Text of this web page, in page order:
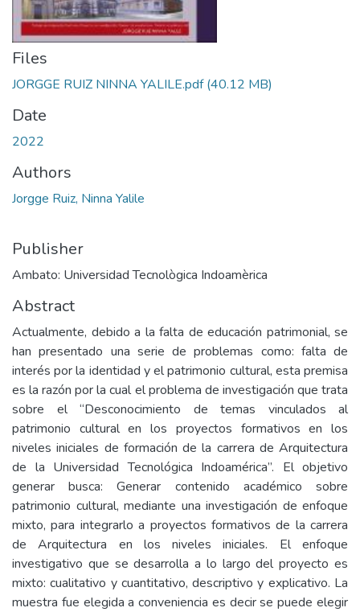
Files
JORGGE RUIZ NINNA YALILE.pdf(40.12 MB)
Date
2022
Authors
Jorgge Ruiz, Ninna Yalile
Publisher
Ambato: Universidad Tecnològica Indoamèrica
Abstract
Actualmente, debido a la falta de educación patrimonial, se
han presentado una serie de problemas como: falta de
interés por la identidad y el patrimonio cultural, esta premisa
es la razón por la cual el problema de investigación que trata
sobre el “Desconocimiento de temas vinculados al
patrimonio cultural en los proyectos formativos en los
niveles iniciales de formación de la carrera de Arquitectura
de la Universidad Tecnológica Indoamérica”. El objetivo
generar busca: Generar contenido académico sobre
patrimonio cultural, mediante una investigación de enfoque
mixto, para integrarlo a proyectos formativos de la carrera
de Arquitectura en los niveles iniciales. El enfoque
investigativo que se desarrolla a lo largo del proyecto es
mixto: cualitativo y cuantitativo, descriptivo y explicativo. La
muestra fue elegida a conveniencia es decir se puede elegir